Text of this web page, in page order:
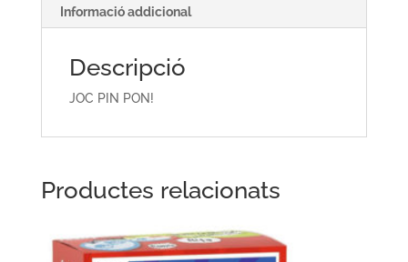
Informació addicional
Descripció
JOC PIN PON!
Productes relacionats